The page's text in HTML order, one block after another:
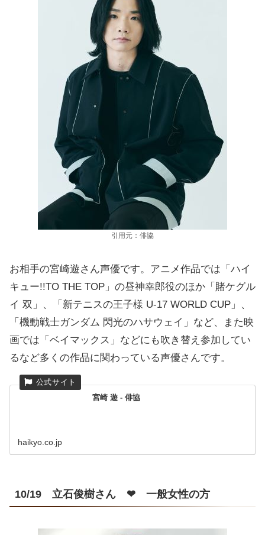
引用元：俳協
お相手の宮崎遊さん声優です。アニメ作品では「ハイ
キュー!!TO THE TOP」の昼神幸郎役のほか「賭ケグル
イ 双」、「新テニスの王子様 U-17 WORLD CUP」、
「機動戦士ガンダム 閃光のハサウェイ」など、また映
画では「ベイマックス」などにも吹き替え参加してい
るなど多くの作品に関わっている声優さんです。
宮崎 遊 - 俳協
haikyo.co.jp
10/19 立石俊樹さん ❤ 一般女性の方